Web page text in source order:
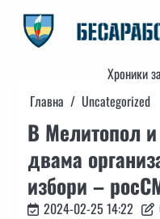
content
Хроники
Главна
Uncategorized
В Мелитопол
двама
избори –
2024-02-25 14:22